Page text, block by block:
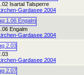
Isartal Talsperre
Gardasee 2004
Engalm
Gardasee 2004
Gardasee 2004